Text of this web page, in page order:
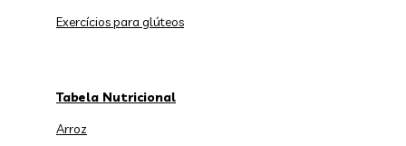
Exercícios para glúteos
Tabela Nutricional
Arroz